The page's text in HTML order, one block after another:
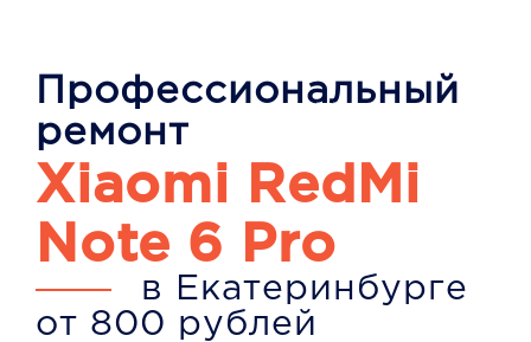
Профессиональный
ремонт
Xiaomi RedMi
Note 6 Pro
в Екатеринбурге
от 800 рублей